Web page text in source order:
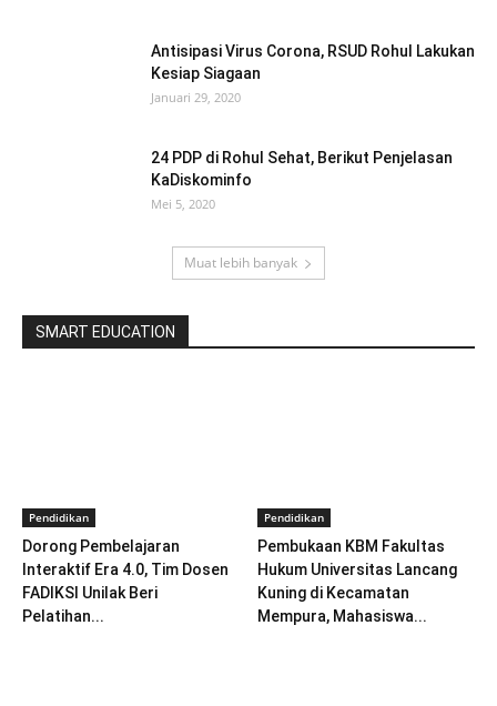
Antisipasi Virus Corona, RSUD Rohul Lakukan
Kesiap Siagaan
Januari 29, 2020
24 PDP di Rohul Sehat, Berikut Penjelasan
KaDiskominfo
Mei 5, 2020
Muat lebih banyak
SMART EDUCATION
Pendidikan
Dorong Pembelajaran
Interaktif Era 4.0, Tim Dosen
FADIKSI Unilak Beri
Pelatihan...
Pendidikan
Pembukaan KBM Fakultas
Hukum Universitas Lancang
Kuning di Kecamatan
Mempura, Mahasiswa...